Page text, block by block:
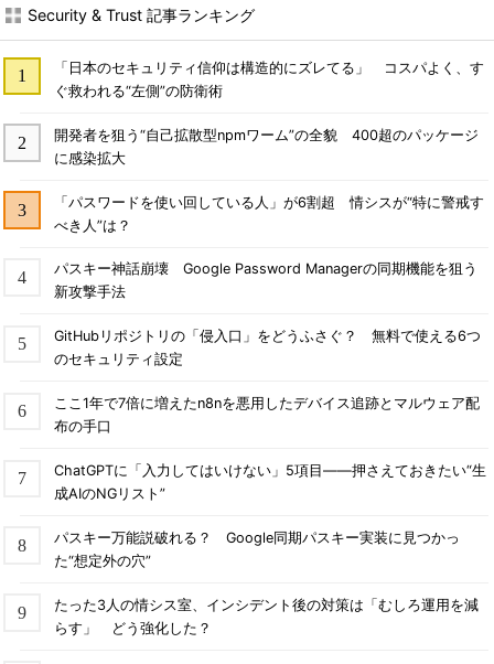
Security & Trust 記事ランキング
「日本のセキュリティ信仰は構造的にズレてる」 コスパよく、す
ぐ救われる“左側”の防衛術
開発者を狙う“自己拡散型npmワーム”の全貌 400超のパッケージ
に感染拡大
「パスワードを使い回している人」が6割超 情シスが“特に警戒す
べき人”は？
パスキー神話崩壊 Google Password Managerの同期機能を狙う
新攻撃手法
GitHubリポジトリの「侵入口」をどうふさぐ？ 無料で使える6つ
のセキュリティ設定
ここ1年で7倍に増えたn8nを悪用したデバイス追跡とマルウェア配
布の手口
ChatGPTに「入力してはいけない」5項目――押さえておきたい“生
成AIのNGリスト”
パスキー万能説破れる？ Google同期パスキー実装に見つかっ
た“想定外の穴”
たった3人の情シス室、インシデント後の対策は「むしろ運用を減
らす」 どう強化した？